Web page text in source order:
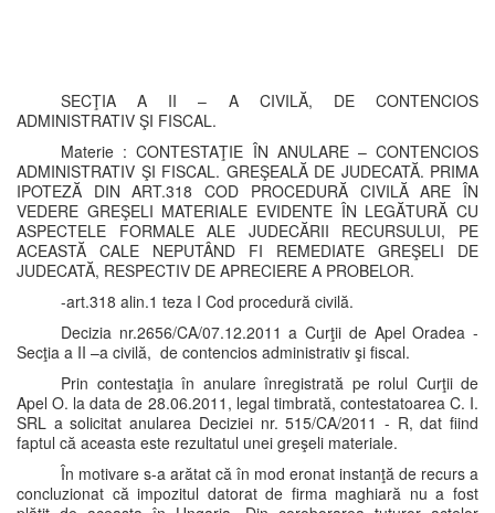
SECŢIA A II – A CIVILĂ, DE CONTENCIOS
ADMINISTRATIV ŞI FISCAL.
Materie : CONTESTAŢIE ÎN ANULARE – CONTENCIOS
ADMINISTRATIV ŞI FISCAL. GREŞEALĂ DE JUDECATĂ. PRIMA
IPOTEZĂ DIN ART.318 COD PROCEDURĂ CIVILĂ ARE ÎN
VEDERE GREŞELI MATERIALE EVIDENTE ÎN LEGĂTURĂ CU
ASPECTELE FORMALE ALE JUDECĂRII RECURSULUI, PE
ACEASTĂ CALE NEPUTÂND FI REMEDIATE GREŞELI DE
JUDECATĂ, RESPECTIV DE APRECIERE A PROBELOR.
-art.318 alin.1 teza I Cod procedură civilă.
Decizia nr.2656/CA/07.12.2011 a Curţii de Apel Oradea -
Secţia a II –a civilă, de contencios administrativ şi fiscal.
Prin contestaţia în anulare înregistrată pe rolul Curţii de
Apel O. la data de 28.06.2011, legal timbrată, contestatoarea C. I.
SRL a solicitat anularea Deciziei nr. 515/CA/2011 - R, dat fiind
faptul că aceasta este rezultatul unei greşeli materiale.
În motivare s-a arătat că în mod eronat instanţă de recurs a
concluzionat că impozitul datorat de firma maghiară nu a fost